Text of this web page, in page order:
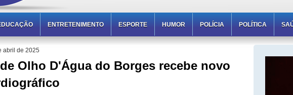
ENTRETENIMENTO ESPORTE HUMOR POLÍCIA POLÍTICA
abril de 2025
Olho D'Água do Borges recebe novo